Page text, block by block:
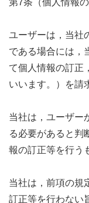
第7条（個人情報
ユーザーは，当社
である場合には，
て個人情報の訂正
いいます。）を請
当社は，ユーザー
る必要があると判
報の訂正等を行う
当社は，前項の規
訂正等を行わない